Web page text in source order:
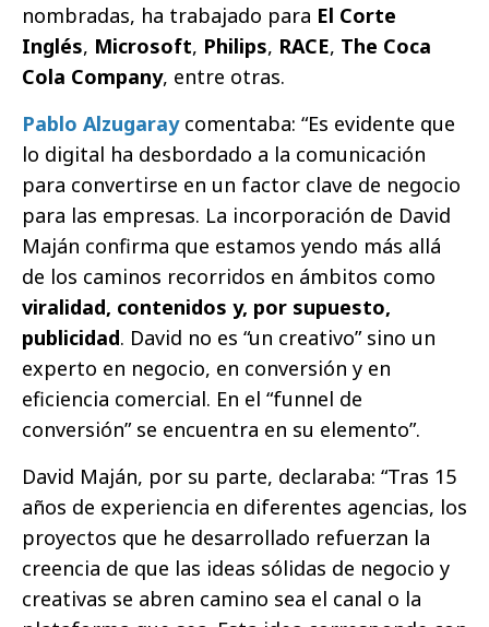
nombradas, ha trabajado para El Corte
Inglés, Microsoft, Philips, RACE, The Coca
Cola Company, entre otras.
Pablo Alzugaraycomentaba: “Es evidente que
lo digital ha desbordado a la comunicación
para convertirse en un factor clave de negocio
para las empresas. La incorporación de David
Maján confirma que estamos yendo más allá
de los caminos recorridos en ámbitos como
viralidad, contenidos y, por supuesto,
publicidad. David no es “un creativo” sino un
experto en negocio, en conversión y en
eficiencia comercial. En el “funnel de
conversión” se encuentra en su elemento”.
David Maján, por su parte, declaraba: “Tras 15
años de experiencia en diferentes agencias, los
proyectos que he desarrollado refuerzan la
creencia de que las ideas sólidas de negocio y
creativas se abren camino sea el canal o la